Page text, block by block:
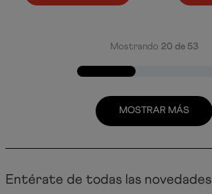
Mostrando 20 de 53
MOSTRAR MÁS
Entérate de todas las novedades